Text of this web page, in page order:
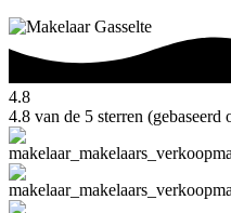
4.8
4.8 van de 5 sterren (gebaseerd